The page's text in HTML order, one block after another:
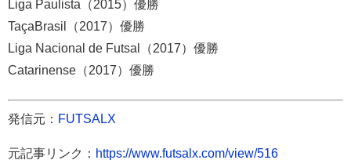
Liga Paulista （2015）優勝
TaçaBrasil
（2017）優勝
Liga Nacional de Futsal
（2017）優勝
Catarinense （2017）優勝
発信元： FUTSALX
元記事リンク： https://www.futsalx.com/view/516